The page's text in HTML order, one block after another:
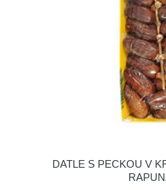
DATLE S PECKOU V